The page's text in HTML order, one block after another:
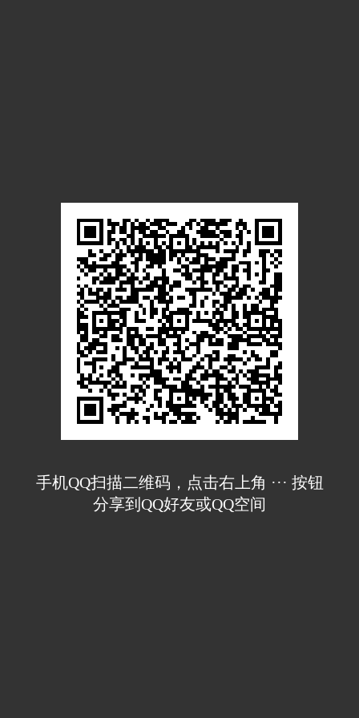
手机QQ扫描二维码，点击右上角 ··· 按钮
分享到QQ好友或QQ空间